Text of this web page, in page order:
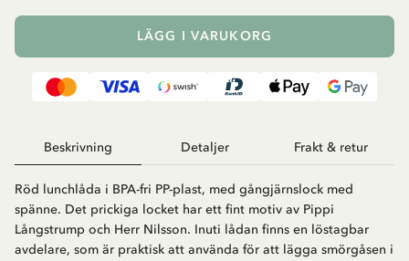
LÄGG I VARUKORG
Beskrivning Detaljer Frakt & retur
Röd lunchlåda i BPA-fri PP-plast, med gångjärnslock med
spänne. Det prickiga locket har ett fint motiv av Pippi
Långstrump och Herr Nilsson. Inuti lådan finns en löstagbar
avdelare, som är praktisk att använda för att lägga smörgåsen i